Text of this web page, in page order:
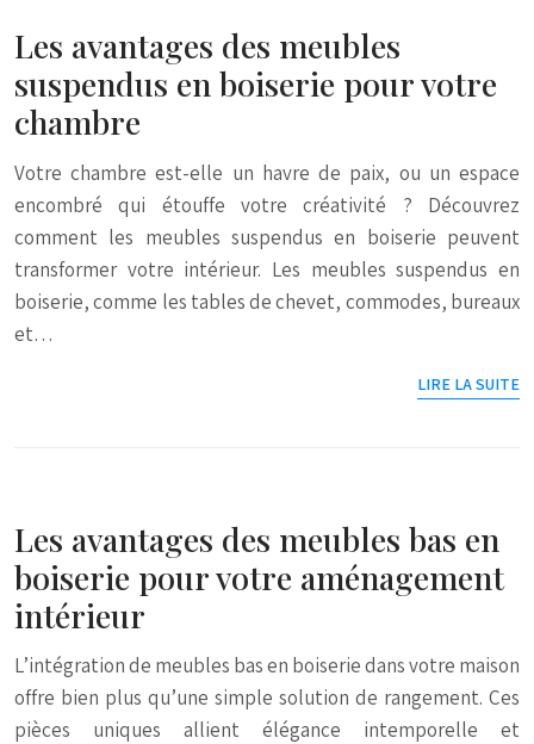
Les avantages des meubles
suspendus en boiserie pour votre
chambre
Votre chambre est-elle un havre de paix, ou un espace
encombré qui étouffe votre créativité ? Découvrez
comment les meubles suspendus en boiserie peuvent
transformer votre intérieur. Les meubles suspendus en
boiserie, comme les tables de chevet, commodes, bureaux
et…
LIRE LA SUITE
Les avantages des meubles bas en
boiserie pour votre aménagement
intérieur
L’intégration de meubles bas en boiserie dans votre maison
offre bien plus qu’une simple solution de rangement. Ces
pièces uniques allient élégance intemporelle et